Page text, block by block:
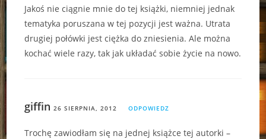
Jakoś nie ciągnie mnie do tej książki, niemniej jednak
tematyka poruszana w tej pozycji jest ważna. Utrata
drugiej połówki jest ciężka do zniesienia. Ale można
kochać wiele razy, tak jak układać sobie życie na nowo.
giffin 26 SIERPNIA, 2012 ODPOWIEDZ
Trochę zawiodłam się na jednej książce tej autorki –